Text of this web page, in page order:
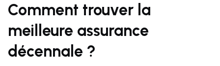
Comment trouver la
meilleure assurance
décennale ?